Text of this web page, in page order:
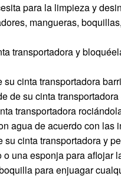
para la limpieza y
mangueras,
transportadora y
cinta transportadora
de su cinta
transportadora
agua de acuerdo con
cinta transportadora y
una esponja para aflojar
para enjuagar